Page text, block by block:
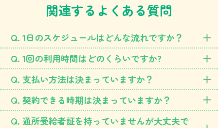
関連するよくある質問
1日のスケジュールはどんな流れですか？
1回の利用時間はどのくらいですか?
支払い方法は決まっていますか？
契約できる時期は決まっていますか？
通所受給者証を持っていませんが大丈夫で